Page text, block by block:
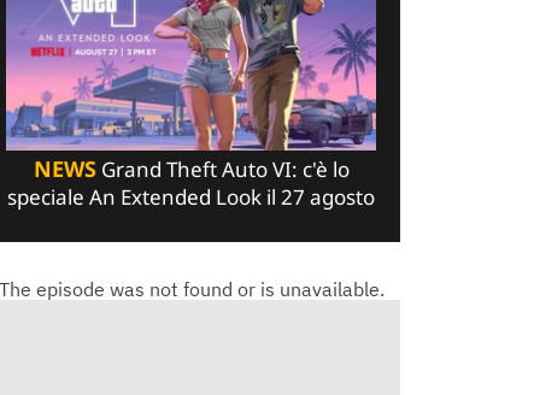
NEWSGrand Theft Auto VI: c'è lo
speciale An Extended Look il 27 agosto